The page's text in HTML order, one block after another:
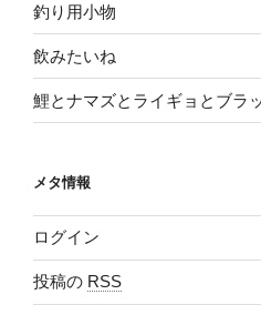
釣り用小物
飲みたいね
鯉とナマズとライギョとブラ
メタ情報
ログイン
投稿の RSS